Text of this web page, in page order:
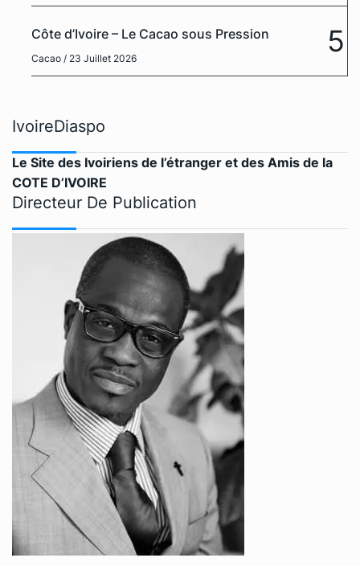
Côte d’Ivoire – Le Cacao sous Pression
Cacao / 23 Juillet 2026 5
IvoireDiaspo
Le Site des Ivoiriens de l’étranger et des Amis de la
COTE D’IVOIRE
Directeur De Publication